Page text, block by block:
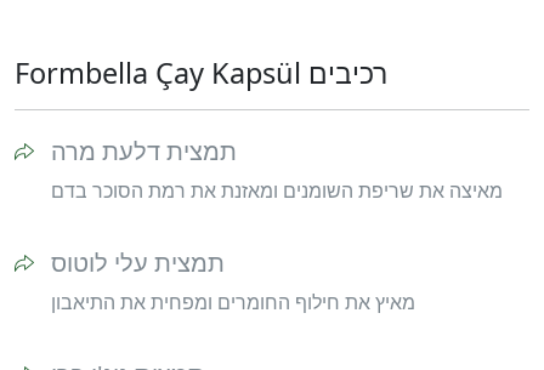
Formbella Çay Kapsül רכיבים
תמצית דלעת מרה
מאיצה את שריפת השומנים ומאזנת את רמת הסוכר בדם
תמצית עלי לוטוס
מאיץ את חילוף החומרים ומפחית את התיאבון